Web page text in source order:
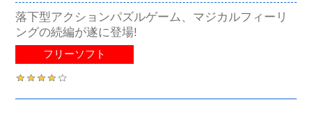
落下型アクションパズルゲーム、マジカルフィーリ
ングの続編が遂に登場!
フリーソフト